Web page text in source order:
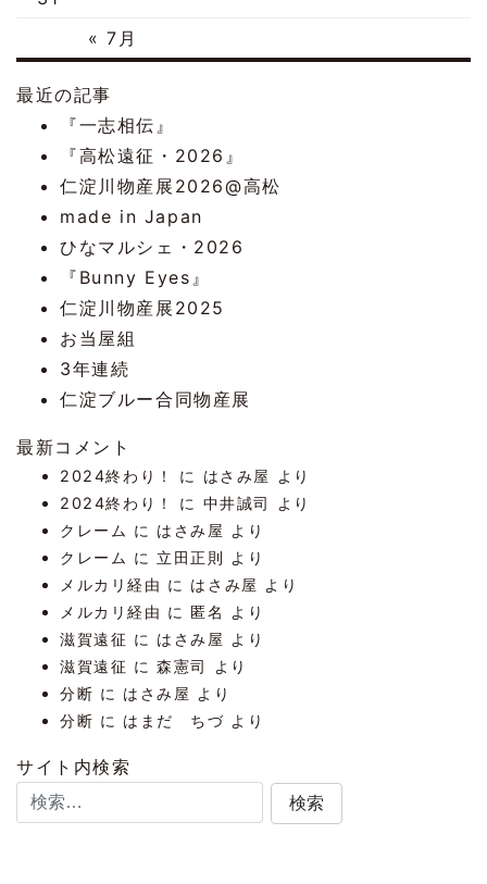
« 7月
最近の記事
『一志相伝』
『高松遠征・2026』
仁淀川物産展2026@高松
made in Japan
ひなマルシェ・2026
『Bunny Eyes』
仁淀川物産展2025
お当屋組
3年連続
仁淀ブルー合同物産展
最新コメント
2024終わり！ に はさみ屋
より
2024終わり！
に 中井誠司
より
クレーム に はさみ屋 より
クレーム に 立田正則 より
メルカリ経由 に はさみ屋 より
メルカリ経由 に匿名
より
滋賀遠征 に はさみ屋 より
滋賀遠征 に森憲司
より
分断 に はさみ屋 より
分断 に はまだ ちづ より
サイト内検索